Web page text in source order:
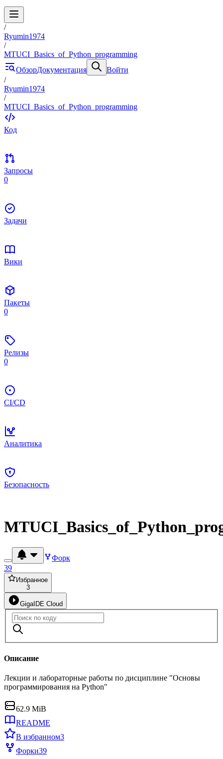
/
Ryumin1974
/
MTUCI_Basics_of_Python_programming
ОбзорДокументация
Войти
/
Ryumin1974
/
MTUCI_Basics_of_Python_programming
Код
Запросы
0
Задачи
Вики
Пакеты
0
Релизы
0
CI/CD
Аналитика
Безопасность
Форк
39
Избранное
3
GigaIDE Cloud
Описание
Лекции и лабораторные работы по дисциплине "Основы
программирования на Python"
62.9 MiB
README
В избранном3
Форки39